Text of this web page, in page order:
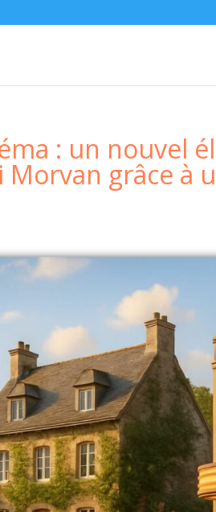
: un nouvel
Morvan grâce à